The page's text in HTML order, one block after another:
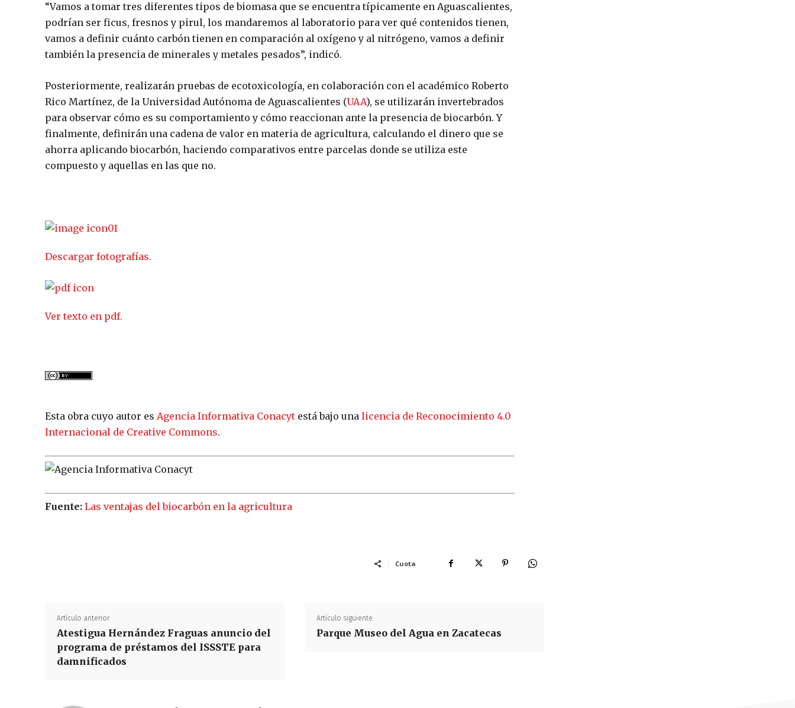
“Vamos a tomar tres diferentes tipos de biomasa que se encuentra típicamente en Aguascalientes,
podrían ser ficus, fresnos y pirul, los mandaremos al laboratorio para ver qué contenidos tienen,
vamos a definir cuánto carbón tienen en comparación al oxígeno y al nitrógeno, vamos a definir
también la presencia de minerales y metales pesados”, indicó.
Posteriormente, realizarán pruebas de ecotoxicología, en colaboración con el académico Roberto
Rico Martínez, de la Universidad Autónoma de Aguascalientes (UAA), se utilizarán invertebrados
para observar cómo es su comportamiento y cómo reaccionan ante la presencia de biocarbón. Y
finalmente, definirán una cadena de valor en materia de agricultura, calculando el dinero que se
ahorra aplicando biocarbón, haciendo comparativos entre parcelas donde se utiliza este
compuesto y aquellas en las que no.
Descargar fotografías.
Ver texto en pdf.
Esta obra cuyo autor es Agencia Informativa Conacyt está bajo una licencia de Reconocimiento 4.0
Internacional de Creative Commons.
Fuente: Las ventajas del biocarbón en la agricultura
Cuota
Artículo anterior
Atestigua Hernández Fraguas anuncio del
programa de préstamos del ISSSTE para
damnificados
Artículo siguiente
Parque Museo del Agua en Zacatecas